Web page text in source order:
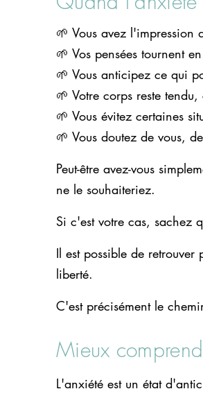
🌱 Vous avez l'impression
🌱 Vos pensées tournent
🌱 Vous anticipez ce qui
🌱 Votre corps reste
🌱 Vous évitez certaines
🌱 Vous doutez de vous,
Peut-être avez-vous
ne le souhaiteriez.
Si c'est votre cas, sachez
Il est possible de retrouver
liberté.
C'est précisément le
Mieux
L'anxiété est un état